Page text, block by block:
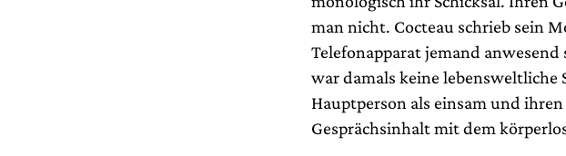
man nicht. Cocteau schrieb sein
Telefonapparat jemand
war damals keine
Hauptperson als einsam und
Gesprächsinhalt mit dem